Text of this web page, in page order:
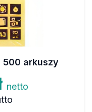
500 arkuszy
netto